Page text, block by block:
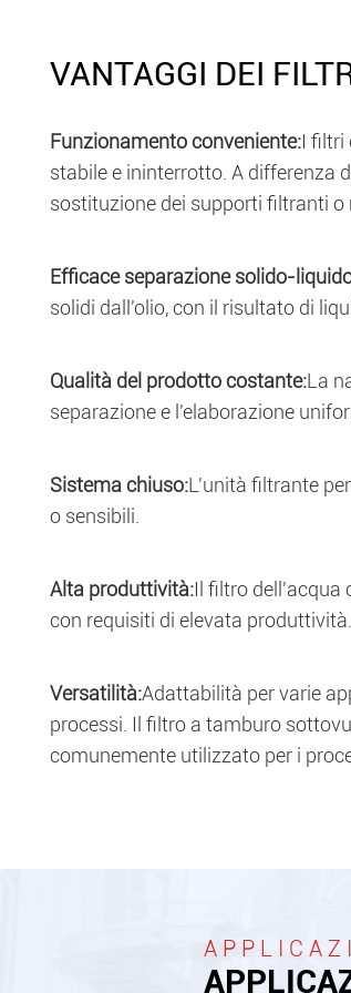
VANTAGGI DEI
Funzionamento conveniente:I filtri
stabile e ininterrotto. A differenza
sostituzione dei supporti filtranti
Efficace separazione solido-
solidi dall'olio, con il risultato di
Qualità del prodotto costante:La
separazione e l'elaborazione
Sistema chiuso:L'unità filtrante
o sensibili.
Alta produttività:Il filtro dell'acqua
con requisiti di elevata produttività.
Versatilità:Adattabilità per varie
processi. Il filtro a tamburo
comunemente utilizzato per i